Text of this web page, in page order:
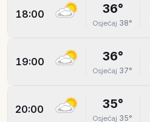
18:00 36°
Osjećaj 38°
19:00 36°
Osjećaj 37°
20:00 35°
Osjećaj 35°